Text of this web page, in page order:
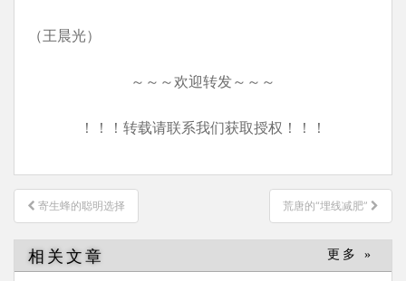
（王晨光）
～～～欢迎转发～～～
！！！转载请联系我们获取授权！！！
文
章
导
航
寄生蜂的聪明选择 荒唐的“埋线减肥”
相关文章 更多 »